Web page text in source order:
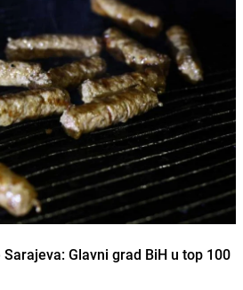
Glavni grad BiH u top 100